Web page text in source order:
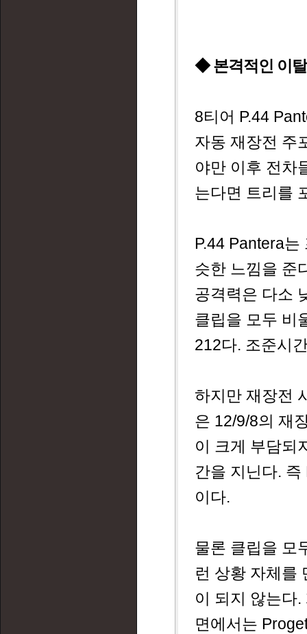
◆ 본격적인 이탈
8티어 P.44
자동 재장전 주
야만 이후 전차
는다면 트리를
P.44 Pantera
슷한 느낌을 준
공격력은 다소
클립을 모두 비
212다. 조준시
하지만 재장전
은 12/9/8의 재
이 크게 부담되
간을 지닌다.
이다.
물론 클립을 모
런 상황 자체를
이 되지 않는다
면에서는